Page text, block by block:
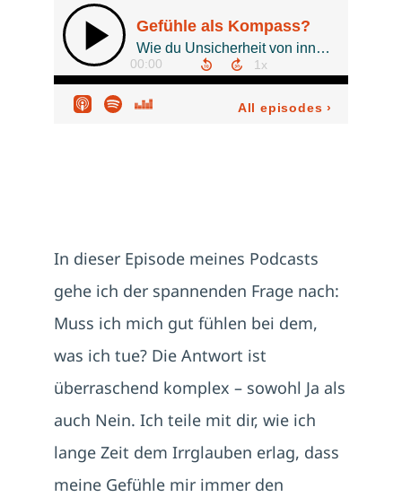
In dieser Episode meines Podcasts
gehe ich der spannenden Frage nach:
Muss ich mich gut fühlen bei dem,
was ich tue? Die Antwort ist
überraschend komplex – sowohl Ja als
auch Nein. Ich teile mit dir, wie ich
lange Zeit dem Irrglauben erlag, dass
meine Gefühle mir immer den